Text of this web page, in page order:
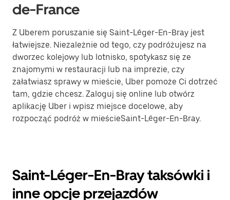
de-France
Z Uberem poruszanie się Saint-Léger-En-Bray jest
łatwiejsze. Niezależnie od tego, czy podróżujesz na
dworzec kolejowy lub lotnisko, spotykasz się ze
znajomymi w restauracji lub na imprezie, czy
załatwiasz sprawy w mieście, Uber pomoże Ci dotrzeć
tam, gdzie chcesz. Zaloguj się online lub otwórz
aplikację Uber i wpisz miejsce docelowe, aby
rozpocząć podróż w mieścieSaint-Léger-En-Bray.
Saint-Léger-En-Bray taksówki i
inne opcje przejazdów